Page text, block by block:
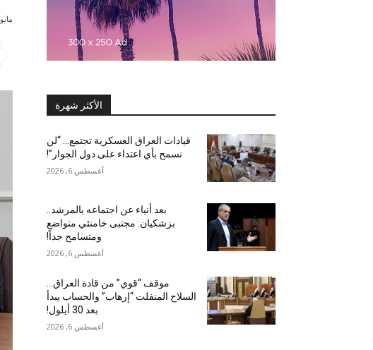
مايو 10, 2026
الأكثر شهرة
قيادات العراق العسكرية تجتمع… “لن
نسمح بأي اعتداء على دول الجوار”!
أغسطس 6, 2026
بعد أنباء عن اجتماعه بالمرشد..
بزشكيان: مجتبى خامنئي متواضع
ومتسامح جداً!
أغسطس 6, 2026
موقف “قوي” من قادة العراق…
السلاح المنفلت “إرهاب” والحساب يبدأ
بعد 30 أيلول!
أغسطس 6, 2026